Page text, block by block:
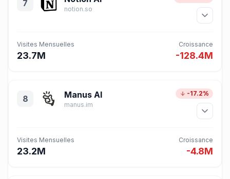
7
notion.so
Visites Mensuelles
23.7M
Croissance
-128.4M
8 Manus AI
manus.im
-17.2%
Visites Mensuelles
23.2M
Croissance
-4.8M